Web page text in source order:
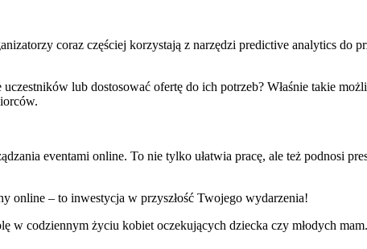
coraz częściej korzystają z narzędzi predictive analytics do
lub dostosować ofertę do ich potrzeb? Właśnie takie
eventami online. To nie tylko ułatwia pracę, ale też podnosi
online – to inwestycja w przyszłość Twojego wydarzenia!
w codziennym życiu kobiet oczekujących dziecka czy młodych mam.